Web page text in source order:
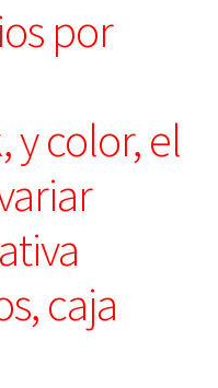
por
y color, el
caja